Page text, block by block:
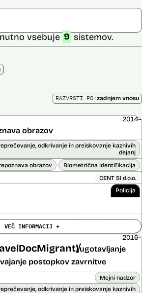
vsebuje 9 sistemov.
RAZVRSTI PO:zadnjem vnosu
obrazov
2014–
odkrivanje in preiskovanje kaznivih
dejanj
obrazov Biometrična identifikacija
CENT SI d.o.o.
Policija
39.650,00 EUR z DDV
Ni časovno omejena
pravice
podatke opravljena:
za izdelavo in iskanje biometričnih
VEČ INFORMACIJ +
ugotavljanje
postopkov zavrnitve
2016–
Mejni nadzor
odkrivanje in preiskovanje kaznivih